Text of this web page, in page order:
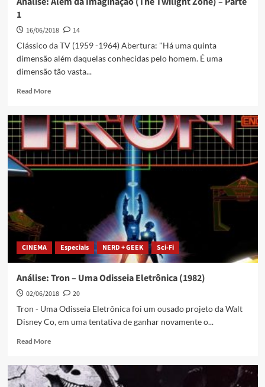
1
16/06/2018
14
Clássico da TV (1959 -1964) Abertura: "Há uma quinta
dimensão além daquelas conhecidas pelo homem. É uma
dimensão tão vasta...
Read More
CINEMA Especiais NERD + GEEK Sci-Fi
Análise: Tron – Uma Odisseia Eletrônica (1982)
02/06/2018
20
Tron - Uma Odisseia Eletrônica foi um ousado projeto da Walt
Disney Co, em uma tentativa de ganhar novamente o...
Read More